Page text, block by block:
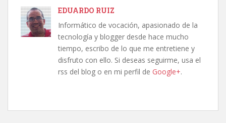
EDUARDO RUIZ
Informático de vocación, apasionado de la
tecnología y blogger desde hace mucho
tiempo, escribo de lo que me entretiene y
disfruto con ello. Si deseas seguirme, usa el
rss del blog o en mi perfil de Google+.